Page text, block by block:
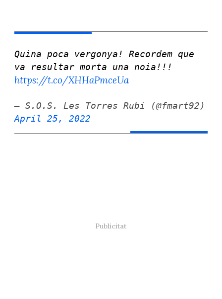
Quina poca vergonya! Recordem que
va resultar morta una noia!!!
https://t.co/XHHaPmceUa
— S.O.S. Les Torres Rubi (@fmart92)
April 25, 2022